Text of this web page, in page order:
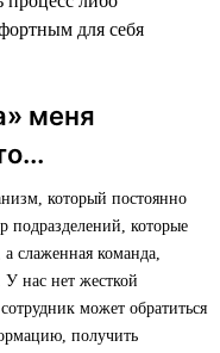
для себя
меня
который постоянно
подразделений, которые
слаженная команда,
У нас нет жесткой
может обратиться
получить